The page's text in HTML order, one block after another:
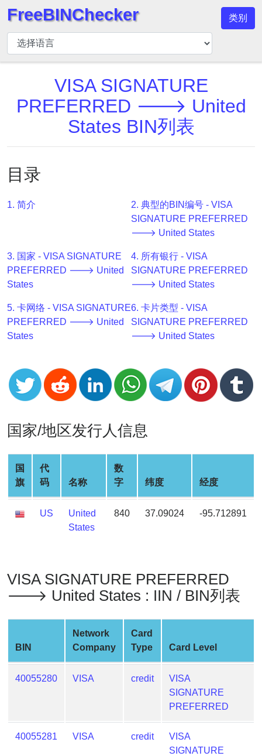
BIN
检
查
BIN
搜
BIN
BIN
BIN
Checker
v2
BIN
CC
Generator
from
Credit
Card
Credit
Card
Generator
Random
Credit
Card
Generator
from
BIN
Checker
Service
IP
Address
FreeBINChecker 类别
VISA SIGNATURE
PREFERRED 🡒 United
States BIN列表
目录
1. 简介
2. 典型的BIN编号 - VISA
SIGNATURE PREFERRED
🡒 United States
3. 国家 - VISA SIGNATURE
PREFERRED 🡒 United
States
4. 所有银行 - VISA
SIGNATURE PREFERRED
🡒 United States
5. 卡网络 - VISA SIGNATURE
PREFERRED 🡒 United
States
6. 卡片类型 - VISA
SIGNATURE PREFERRED
🡒 United States
国家/地区发行人信息
国
旗
代
码
名称
数
字
纬度 经度
US
United
States
840 37.09024 -95.712891
VISA SIGNATURE PREFERRED
🡒 United States : IIN / BIN列表
BIN
Network
Company
Card
Type
Card Level
40055280 VISA credit
VISA
SIGNATURE
PREFERRED
40055281 VISA credit
VISA
SIGNATURE